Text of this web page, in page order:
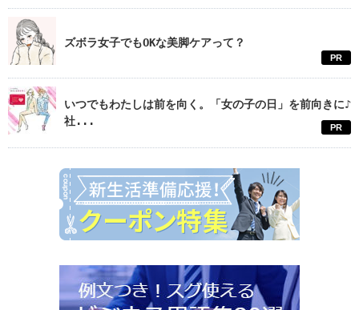
ズボラ女子でもOKな美脚ケアって？
PR
いつでもわたしは前を向く。「女の子の日」を前向きに♪
社...
PR